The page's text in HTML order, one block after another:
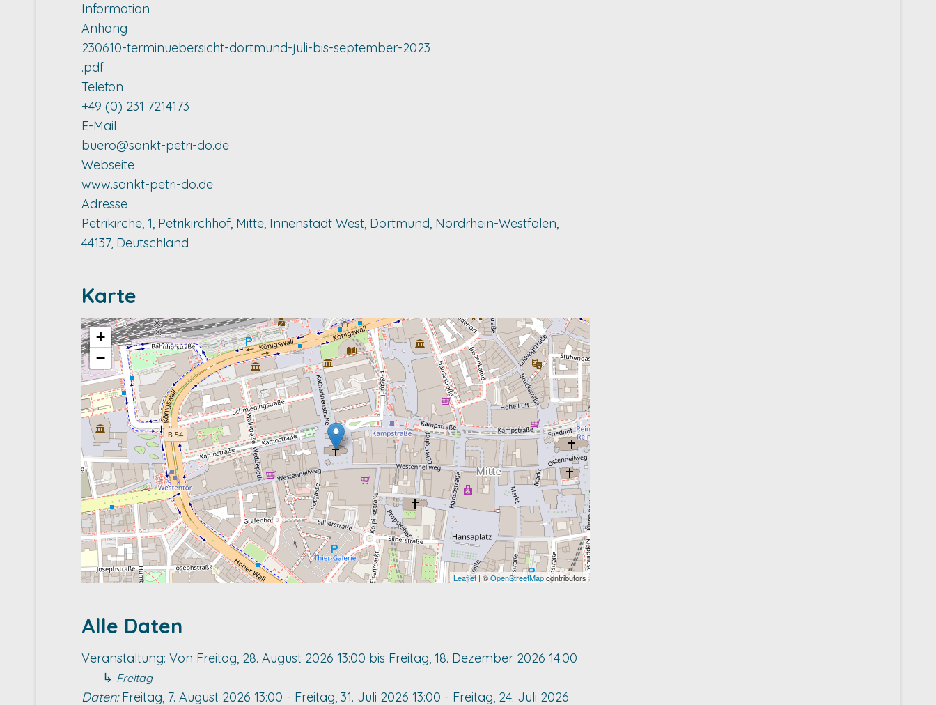
Information
Anhang
230610-terminuebersicht-dortmund-juli-bis-september-2023
.pdf
Telefon
+49 (0) 231 7214173
E-Mail
buero@sankt-petri-do.de
Webseite
www.sankt-petri-do.de
Adresse
Petrikirche, 1, Petrikirchhof, Mitte, Innenstadt West, Dortmund, Nordrhein-Westfalen,
44137, Deutschland
Karte
+
−
Leaflet | ©OpenStreetMapcontributors
Alle Daten
Veranstaltung: Von Freitag, 28. August 2026 13:00 bis Freitag, 18. Dezember 2026 14:00
↳ Freitag
Daten:Freitag, 7. August 2026 13:00 - Freitag, 31. Juli 2026 13:00 - Freitag, 24. Juli 2026